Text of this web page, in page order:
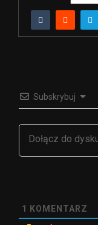
Subskrybuj
1 KOMENTARZ